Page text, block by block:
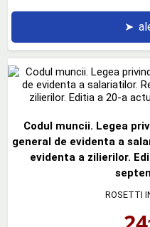
➤
Codul muncii. Legea
general de evidenta a
evidenta a zilierilor.
ROSETTI